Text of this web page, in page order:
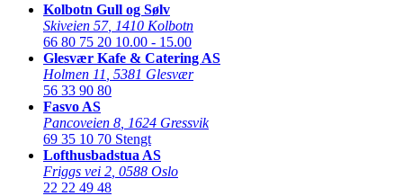
Kolbotn Gull og Sølv
Skiveien 57, 1410 Kolbotn
66 80 75 20 10.00 - 15.00
Glesvær Kafe & Catering AS
Holmen 11 5381 Glesvær
56 33 90 80
Fasvo AS
Pancoveien 8 1624 Gressvik
69 35 10 70 Stengt
Lofthusbadstua AS
Friggs vei 2 0588 Oslo
22 22 49 48